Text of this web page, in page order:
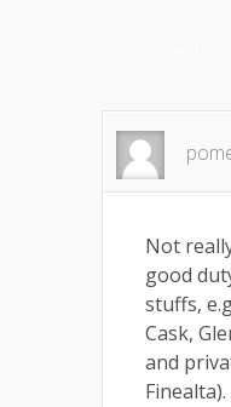
Not
good
stuffs,
Cask,
and
Finealta).